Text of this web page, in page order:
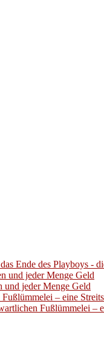
Ende des Playboys -
und jeder Menge Geld
und jeder Menge Geld
– eine
Fußlümmelei –